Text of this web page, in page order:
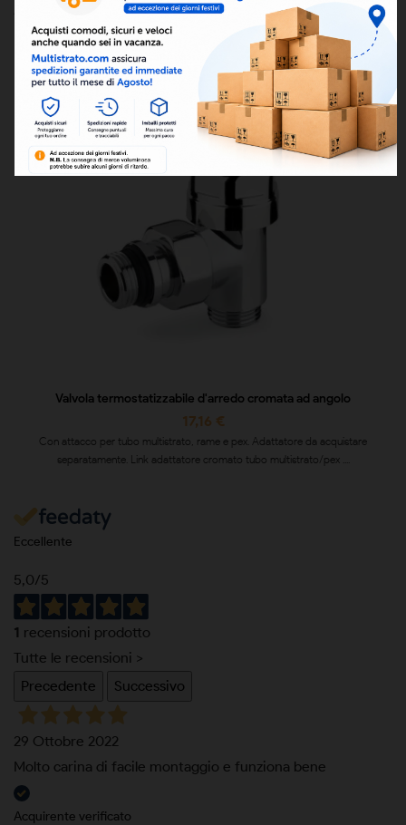
ARTICOLI CORRELATI:  
Valvola termostatizzabile d'arredo cromata ad angolo
17,16 €
Con attacco per tubo multistrato, rame e pex. Adattatore da acquistare
separatamente. Link adattatore cromato tubo multistrato/pex ....
Eccellente
5,0/5
1 recensioni prodotto
Tutte le recensioni >
Precedente
Successivo
29 Ottobre 2022
Molto carina di facile montaggio e funziona bene
Acquirente verificato